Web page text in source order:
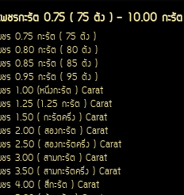
พชรกะรัต 0.75 ( 75 ตัง ) - 10.00 กะรัต
ชร 0.75 กะรัต ( 75 ตัง )
ชร 0.80 กะรัต ( 80 ตัง )
ชร 0.85 กะรัต ( 85 ตัง )
ชร 0.95 กะรัต ( 95 ตัง )
ชร 1.00 (หนึ่งกะรัต ) Carat
ชร 1.25 (1.25 กะรัต ) Carat
ชร 1.50 ( กะรัตครึ่ง ) Carat
ชร 2.00 ( สองกะรัต ) Carat
ชร 2.50 ( สองกะรัตครึ่ง ) Carat
ชร 3.00 ( สามกะรัต ) Carat
ชร 3.50 ( สามกะรัตครึ่ง ) Carat
ชร 4.00 ( สี่กะรัต ) Carat